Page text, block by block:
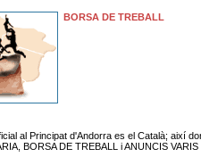
BORSA DE TREBALL
al Principat d'Andorra es el Català; així
BORSA DE TREBALL i ANUNCIS